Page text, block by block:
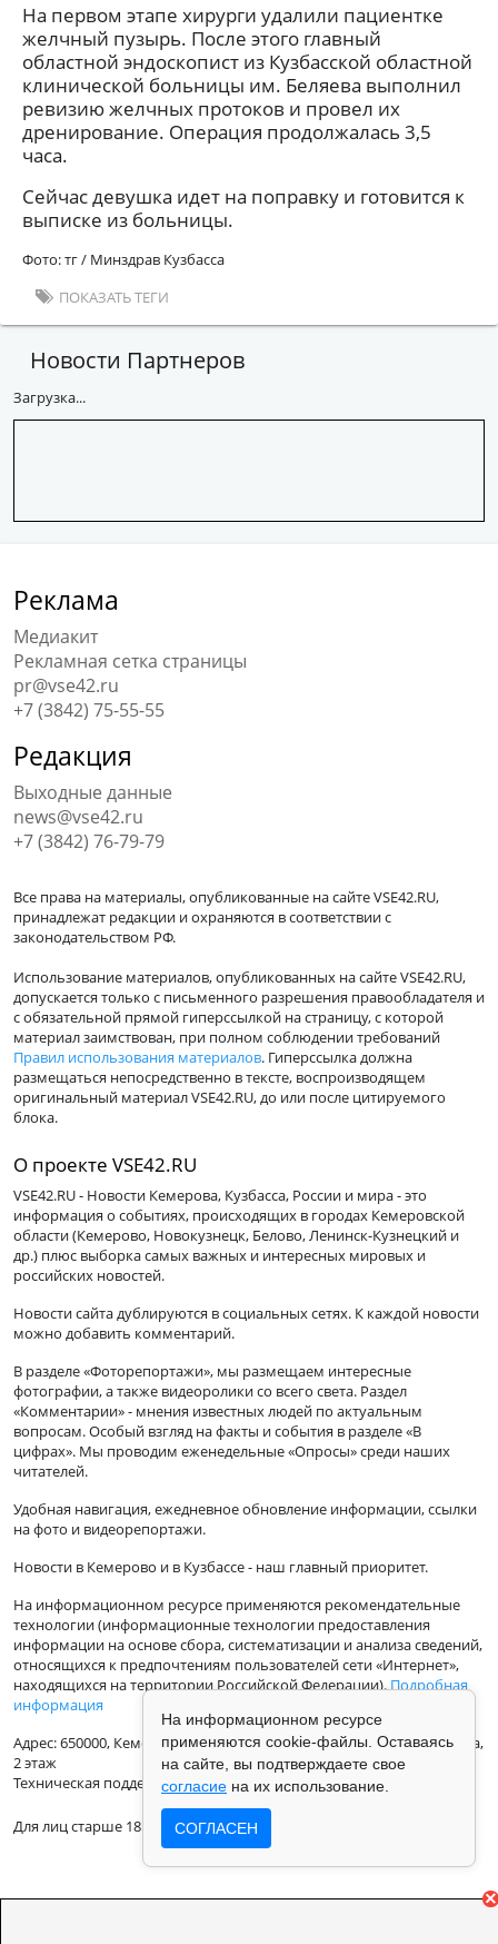
На первом этапе хирурги удалили пациентке
желчный пузырь. После этого главный
областной эндоскопист из Кузбасской областной
клинической больницы им. Беляева выполнил
ревизию желчных протоков и провел их
дренирование. Операция продолжалась 3,5
часа.
Сейчас девушка идет на поправку и готовится к
выписке из больницы.
Фото: тг / Минздрав Кузбасса
ПОКАЗАТЬ ТЕГИ
Новости Партнеров
Загрузка...
Реклама
Медиакит
Рекламная сетка страницы
pr@vse42.ru
+7 (3842) 75-55-55
Редакция
Выходные данные
news@vse42.ru
+7 (3842) 76-79-79
Все права на материалы, опубликованные на сайте VSE42.RU,
принадлежат редакции и охраняются в соответствии с
законодательством РФ.
Использование материалов, опубликованных на сайте VSE42.RU,
допускается только с письменного разрешения правообладателя и
с обязательной прямой гиперссылкой на страницу, с которой
материал заимствован, при полном соблюдении требований
Правил использования материалов. Гиперссылка должна
размещаться непосредственно в тексте, воспроизводящем
оригинальный материал VSE42.RU, до или после цитируемого
блока.
О проекте VSE42.RU
VSE42.RU - Новости Кемерова, Кузбасса, России и мира - это
информация о событиях, происходящих в городах Кемеровской
области (Кемерово, Новокузнецк, Белово, Ленинск-Кузнецкий и
др.) плюс выборка самых важных и интересных мировых и
российских новостей.
Новости сайта дублируются в социальных сетях. К каждой новости
можно добавить комментарий.
В разделе «Фоторепортажи», мы размещаем интересные
фотографии, а также видеоролики со всего света. Раздел
«Комментарии» - мнения известных людей по актуальным
вопросам. Особый взгляд на факты и события в разделе «В
цифрах». Мы проводим еженедельные «Опросы» среди наших
читателей.
Удобная навигация, ежедневное обновление информации, ссылки
на фото и видеорепортажи.
Новости в Кемерово и в Кузбассе - наш главный приоритет.
На информационном ресурсе применяются рекомендательные
технологии (информационные технологии предоставления
информации на основе сбора, систематизации и анализа сведений,
относящихся к предпочтениям пользователей сети «Интернет»,
находящихся на территории Российской Федерации).Подробная
информация
Адрес: 650000, Кемеровская Область, г.Кемерово, ул.Кузбасская 33а,
2 этаж
Техническая поддержка: support@vse42.ru
Для лиц старше 18 лет.
На информационном ресурсе
применяются cookie-файлы. Оставаясь
на сайте, вы подтверждаете свое
согласие на их использование.
СОГЛАСЕН